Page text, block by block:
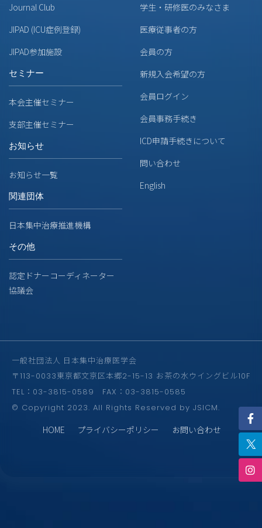
Journal Club
JIPAD (ICU症例登録)
JIPAD参加施設
セミナー
本会主催セミナー
支部主催セミナー
お知らせ
お知らせ一覧
関連団体
日本集中治療推進機構
その他
認定ドナーコーディネーター
協議会
学生・研修医のみなさま
医療従事者の方
会員の方
新規入会希望の方
会員ログイン
会員事務手続き
ICD申請手続きについて
問い合わせ
English
一般社団法人 日本集中治療医学会
〒113-0033東京都文京区本郷2-15-13 お茶の水ウイングビル10F
TEL：03-3815-0589 FAX：03-3815-0585
© Copyright 2023. All Rights Reserved by JSICM.
HOME プライバシーポリシー お問い合わせ